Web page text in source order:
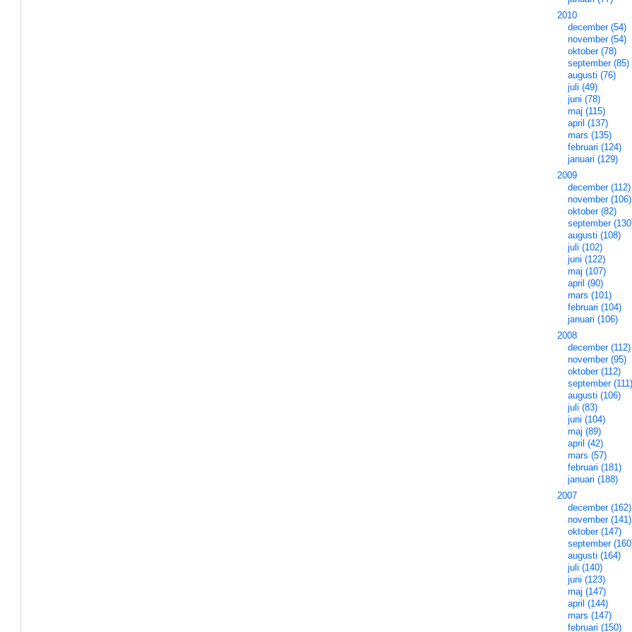
2010
december (54)
november (54)
oktober (78)
september (85)
augusti (76)
juli (49)
juni (78)
maj (115)
april (137)
mars (135)
februari (124)
januari (129)
2009
december (112)
november (106)
oktober (82)
september
augusti (108)
juli (102)
juni (122)
maj (107)
april (90)
mars (101)
februari (104)
januari (106)
2008
december (112)
november (95)
oktober (112)
september (111)
augusti (106)
juli (83)
juni (104)
maj (89)
april (42)
mars (57)
februari (181)
januari (188)
2007
december (162)
november (141)
oktober (147)
september
augusti (164)
juli (140)
juni (123)
maj (147)
april (144)
mars (147)
februari (150)